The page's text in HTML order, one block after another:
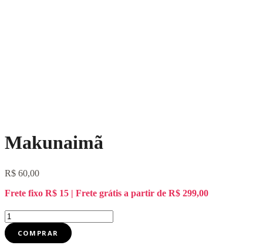
Makunaimã
R$ 60,00
Frete fixo R$ 15 | Frete grátis a partir de R$ 299,00
Makunaimã
quantidade
COMPRAR